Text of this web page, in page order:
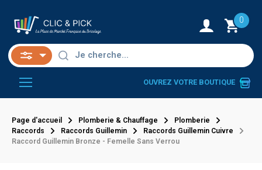
0
OUVREZ VOTRE BOUTIQUE
Page d'accueil Plomberie & Chauffage
Plomberie
Raccords
Raccords Guillemin
Raccords Guillemin Cuivre
Raccord Guillemin Bronze - Femelle Sans Verrou